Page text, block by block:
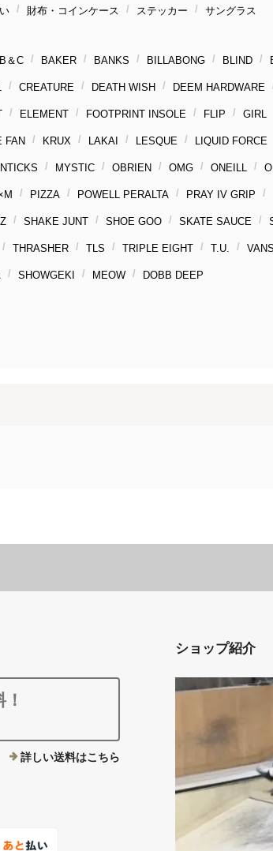
財布・コインケース ステッカー サングラス
B＆C BAKER BANKS BILLABONG BLIND
CREATURE DEATH WISH DEEM HARDWARE
ELEMENT FOOTPRINT INSOLE FLIP GIRL
FAN KRUX LAKAI LESQUE LIQUID FORCE
MYSTIC OBRIEN OMG ONEILL
PIZZA POWELL PERALTA PRAY IV GRIP
SHAKE JUNT SHOE GOO SKATE SAUCE
THRASHER TLS TRIPLE EIGHT T.U. VANS
SHOWGEKI MEOW DOBB DEEP
詳しい送料はこちら
ショップ紹介